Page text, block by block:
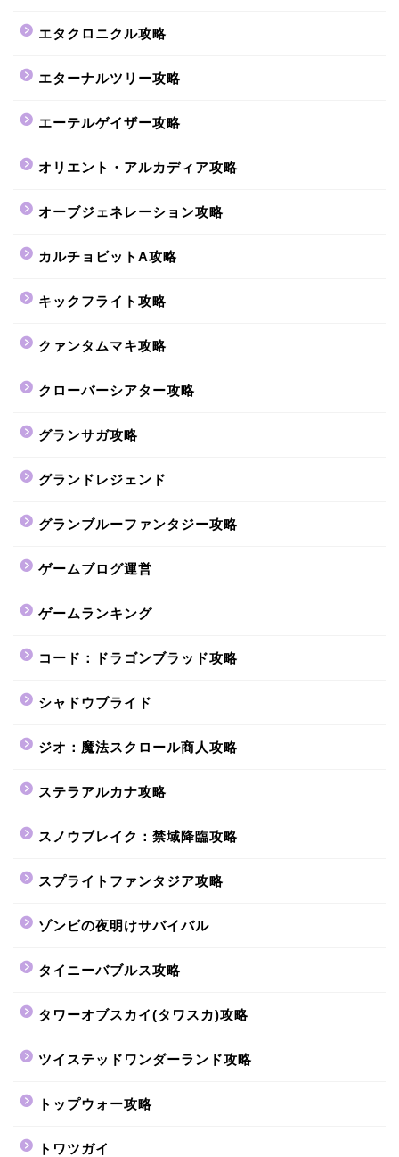
エタクロニクル攻略
エターナルツリー攻略
エーテルゲイザー攻略
オリエント・アルカディア攻略
オーブジェネレーション攻略
カルチョビットA攻略
キックフライト攻略
クァンタムマキ攻略
クローバーシアター攻略
グランサガ攻略
グランドレジェンド
グランブルーファンタジー攻略
ゲームブログ運営
ゲームランキング
コード：ドラゴンブラッド攻略
シャドウブライド
ジオ：魔法スクロール商人攻略
ステラアルカナ攻略
スノウブレイク：禁域降臨攻略
スプライトファンタジア攻略
ゾンビの夜明けサバイバル
タイニーバブルス攻略
タワーオブスカイ(タワスカ)攻略
ツイステッドワンダーランド攻略
トップウォー攻略
トワツガイ